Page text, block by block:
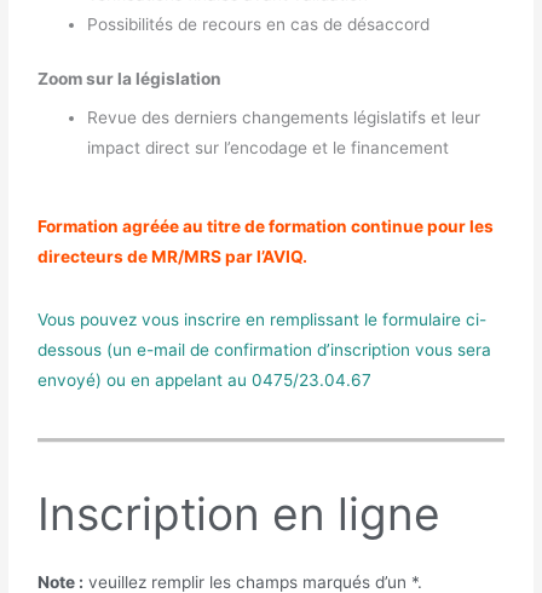
Possibilités de recours en cas de désaccord
Zoom sur la législation
Revue des derniers changements législatifs et leur
impact direct sur l’encodage et le financement
Formation agréée au titre de formation continue pour les
directeurs de MR/MRS par l’AVIQ.
Vous pouvez vous inscrire en remplissant le formulaire ci-
dessous (un e-mail de confirmation d’inscription vous sera
envoyé) ou en appelant au 0475/23.04.67
Inscription en ligne
Note : veuillez remplir les champs marqués d’un *.